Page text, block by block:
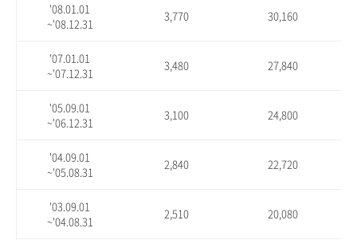
'08.01.01
~'08.12.31
3,770 30,160
'07.01.01
~'07.12.31
3,480 27,840
'05.09.01
~'06.12.31
3,100 24,800
'04.09.01
~'05.08.31
2,840 22,720
'03.09.01
~'04.08.31
2,510 20,080